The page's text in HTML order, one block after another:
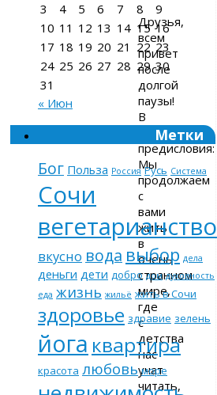
Друзья,
всем
привет
после
долгой
паузы!
В
качестве
предисловия:
Мы
продолжаем
с
вами
жить
в
очень
странном
мире,
где
с
детства
нас
учат
читать,
3
4 5 6 7 8
9
10 11 12 13 14 15 16
17 18 19 20 21 22 23
24 25 26 27 28 29 30
31
« Июн
Метки
Бог Польза Россия Русь Система
Сочи
вегетарианство
вкусно вода выбор дела
деньги дети добро дом духовность
еда жизнь жильё жить в Сочи
здоровье здравие зелень
йога квартира
красота любовь море